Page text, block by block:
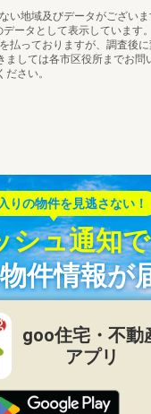
い地域及びデータがござい
ータとして表示しています。
払っておりますが、調査後
ましては各市区役所までお問
さい。
りの物件を見逃さない！
シュ通知で
件情報が
goo住宅・不動
アプリ